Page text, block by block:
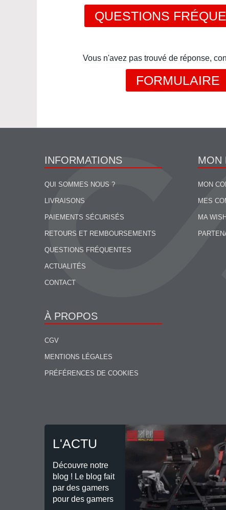
QUESTIONS
Vous n'avez pas trouvé de réponse,
FORMULAIRE
INFORMATIONS
QUI SOMMES NOUS ?
LIVRAISONS
PAIEMENTS SÉCURISÉS
RETOURS ET REMBOURSEMENTS
QUESTIONS FRÉQUENTES
ACTUALITÉS
CONTACT
À PROPOS
CGV
MENTIONS LÉGALES
PRÉFÉRENCES DE COOKIES
MON
MON
MES
MA
L'ACTU
Découvre notre
blog ! Le blog fait
par des gamers
pour des gamers